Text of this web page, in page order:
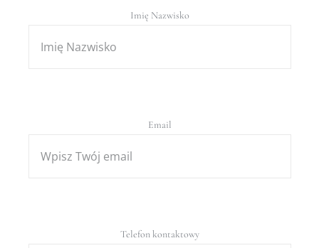
Imię Nazwisko
Email
Telefon kontaktowy